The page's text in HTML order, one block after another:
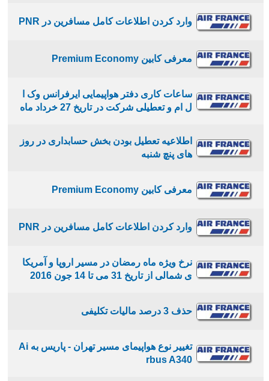
وارد کردن اطلاعات کامل مسافرین در PNR
معرفی کابین Premium Economy
ساعات کاری دفتر هواپیمایی ایرفرانس وک ا
ل ام و تعطیلی شرکت در تاریخ 27 خرداد ماه
اطلاعیه تعطیل بودن بخش حسابداری در روز
های پنچ شنبه
معرفی کابین Premium Economy
وارد کردن اطلاعات کامل مسافرین در PNR
نرخ ویژه ماه رمضان در مسیر اروپا و آمریکا
ی شمالی از تاریخ 31 می تا 14 جون 2016
حذف 3 درصد مالیات تکلیفی
تغییر نوع هواپیمای مسیر تهران - پاریس به Ai
rbus A340